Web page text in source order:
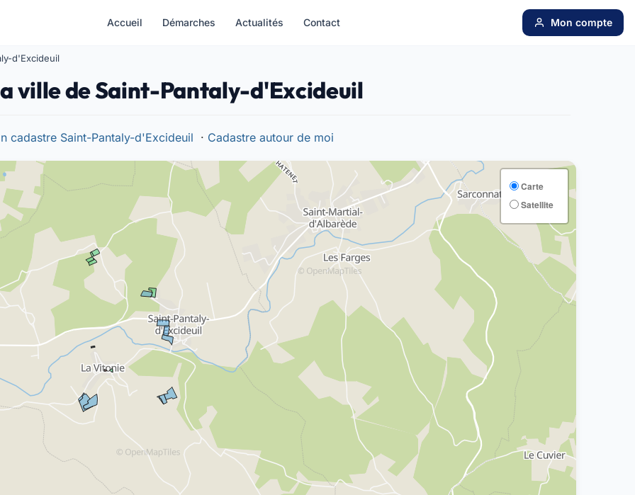
Accueil Démarches Actualités Contact Mon compte
d'Excideuil
ville de Saint-Pantaly-d'Excideuil
cadastre Saint-Pantaly-d'Excideuil · Cadastre autour de moi
Carte
Satellite